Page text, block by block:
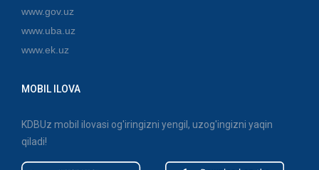
www.gov.uz
www.uba.uz
www.ek.uz
MOBIL ILOVA
KDBUz mobil ilovasi og'iringizni yengil, uzog'ingizni yaqin
qiladi!